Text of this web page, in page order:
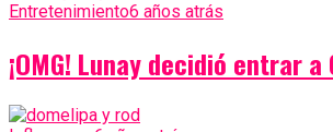
Entretenimiento6 años atrás
¡OMG! Lunay decidió entrar a